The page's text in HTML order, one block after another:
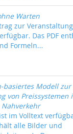
Warten
zur
Das PDF
Formeln...
basiertes Modell zur
von Preissystemen
im Volltext
alle Bilder und